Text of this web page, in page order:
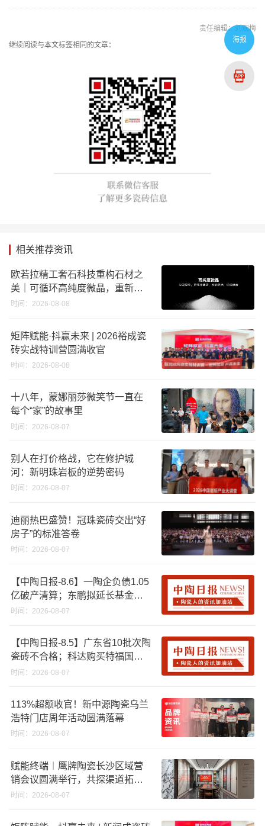
责任编辑：刘观梅
继续阅读与本文标签相同的文章：
相关推荐资讯
欧若拉精工奢石科技重构石材之
美｜可循环高纯度微晶，重新定
义高端奢石原料
时间：2026-08-08
矩阵赋能·抖赢未来 | 2026裕成瓷
砖实战特训营圆满收官
时间：2026-08-08
十八年，蒙娜丽莎微笑节一直在
每个“家”的故事里
时间：2026-08-07
别人在打价格战，它在修护城
河：新明珠岩板的逆势密码
时间：2026-08-07
迪丽热巴盛赞！冠珠瓷砖交出“好
房子”的标准答卷
时间：2026-08-07
【中陶日报-8.6】一陶企负债1.05
亿破产清算；东鹏拟延长基金投
资期限；工信部开展建陶行业能
时间：2026-08-07
【中陶日报-8.5】广东省10批次陶
瓷砖不合格；科达购买特福国际
股份申请未通过；蒙娜丽莎5千万
破18亿元
时间：2026-08-07
113%超额收官！新中源陶瓷乌兰
浩特门店周年活动圆满落幕
时间：2026-08-07
赋能终端︱鹰牌陶瓷长沙区域营
销会议圆满举行，共探渠道拓展
与门店升级新路径
时间：2026-08-07
海报